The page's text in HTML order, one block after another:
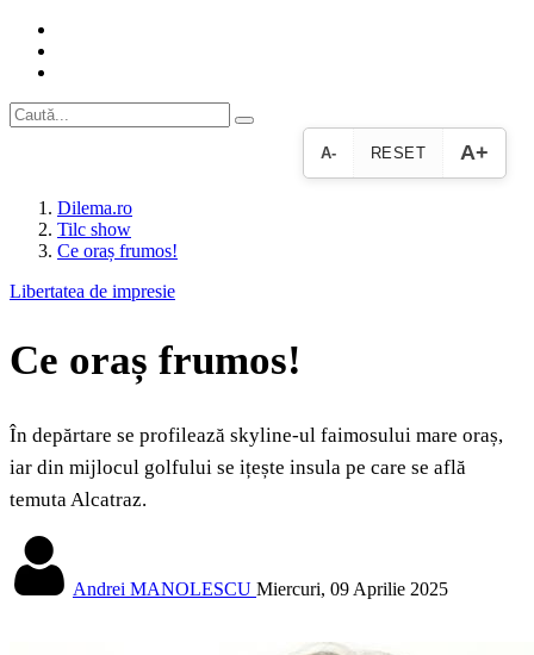
A- RESET A+
Dilema.ro
Tilc show
Ce oraș frumos!
Libertatea de impresie
Ce oraș frumos!
În depărtare se profilează skyline-ul faimosului mare oraș,
iar din mijlocul golfului se ițește insula pe care se află
temuta Alcatraz.
Andrei MANOLESCU Miercuri, 09 Aprilie 2025